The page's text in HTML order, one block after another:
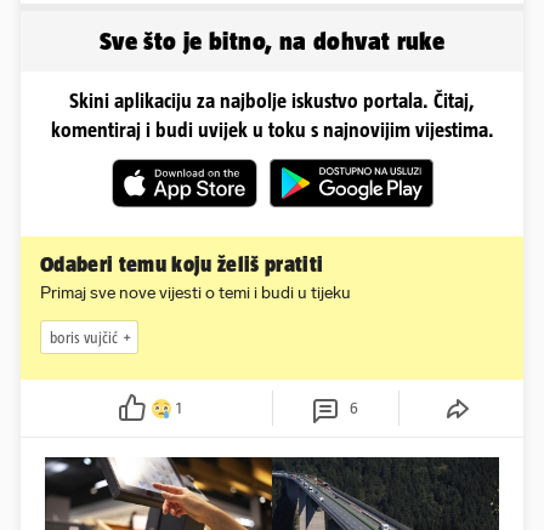
Sve što je bitno, na dohvat ruke
Skini aplikaciju za najbolje iskustvo portala. Čitaj,
komentiraj i budi uvijek u toku s najnovijim vijestima.
Odaberi temu koju želiš pratiti
Primaj sve nove vijesti o temi i budi u tijeku
boris vujčić
1 6